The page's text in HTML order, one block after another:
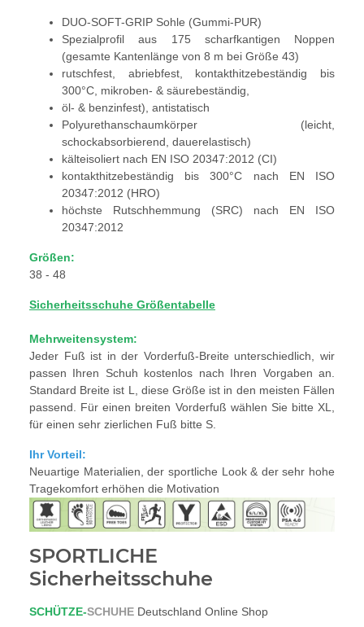
DUO-SOFT-GRIP Sohle (Gummi-PUR)
Spezialprofil aus 175 scharfkantigen Noppen
(gesamte Kantenlänge von 8 m bei Größe 43)
rutschfest, abriebfest, kontakthitzebeständig bis
300°C, mikroben- & säurebeständig,
öl- & benzinfest), antistatisch
Polyurethanschaumkörper (leicht,
schockabsorbierend, dauerelastisch)
kälteisoliert nach EN ISO 20347:2012 (CI)
kontakthitzebeständig bis 300°C nach EN ISO
20347:2012 (HRO)
höchste Rutschhemmung (SRC) nach EN ISO
20347:2012
Größen:
38 - 48
Sicherheitsschuhe Größentabelle
Mehrweitensystem:
Jeder Fuß ist in der Vorderfuß-Breite unterschiedlich, wir
passen Ihren Schuh kostenlos nach Ihren Vorgaben an.
Standard Breite ist L, diese Größe ist in den meisten Fällen
passend. Für einen breiten Vorderfuß wählen Sie bitte XL,
für einen sehr zierlichen Fuß bitte S.
Ihr Vorteil:
Neuartige Materialien, der sportliche Look & der sehr hohe
Tragekomfort erhöhen die Motivation
SPORTLICHE
Sicherheitsschuhe
SCHÜTZE-SCHUHE Deutschland Online Shop